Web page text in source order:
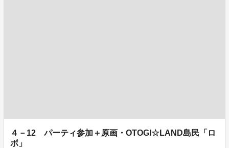
４－12 パーティ参加＋原画・OTOGI☆LAND島民「ロ
ボ」